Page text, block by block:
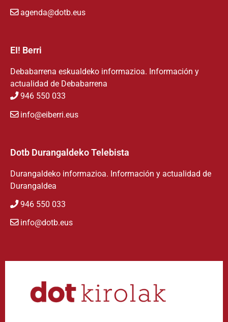
agenda@dotb.eus
EI! Berri
Debabarrena eskualdeko informazioa. Información y
actualidad de Debabarrena
946 550 033
info@eiberri.eus
Dotb Durangaldeko Telebista
Durangaldeko informazioa. Información y actualidad de
Durangaldea
946 550 033
info@dotb.eus